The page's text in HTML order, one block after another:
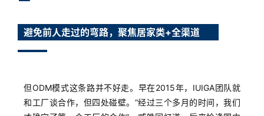
避免前人走过的弯路，聚焦居家类+全渠道
但ODM模式这条路并不好走。早在2015年，IUIGA团队就
和工厂谈合作，但四处碰壁。“经过三个多月的时间，我们